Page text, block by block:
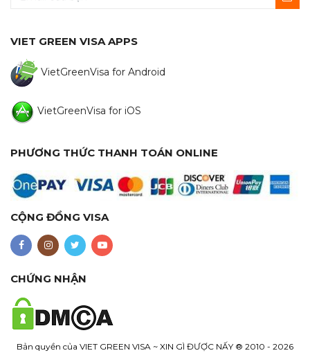
VIET GREEN VISA APPS
VietGreenVisa for Android
VietGreenVisa for iOS
PHƯƠNG THỨC THANH TOÁN ONLINE
CỘNG ĐỒNG VISA
CHỨNG NHẬN
Bản quyền của VIET GREEN VISA ~ XIN GÌ ĐƯỢC NẤY ® 2010 - 2026